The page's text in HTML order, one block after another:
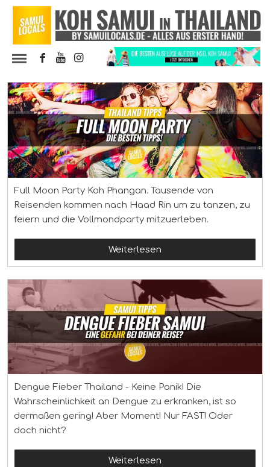
Full Moon Party Koh Phangan. Tausende von
Reisenden kommen nach Haad Rin um zu tanzen, zu
feiern und die Vollmondparty mitzuerleben.
Weiterlesen
Dengue Fieber Thailand - Keine Panik! Die
Wahrscheinlichkeit an Dengue zu erkranken, ist so
dermaßen gering! Aber Moment! Nur FAST! Oder
doch nicht?
Weiterlesen